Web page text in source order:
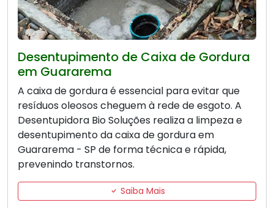
Desentupimento de Caixa de Gordura
em Guararema
A caixa de gordura é essencial para evitar que
resíduos oleosos cheguem à rede de esgoto. A
Desentupidora Bio Soluções realiza a limpeza e
desentupimento da caixa de gordura em
Guararema - SP de forma técnica e rápida,
prevenindo transtornos.
Saiba Mais